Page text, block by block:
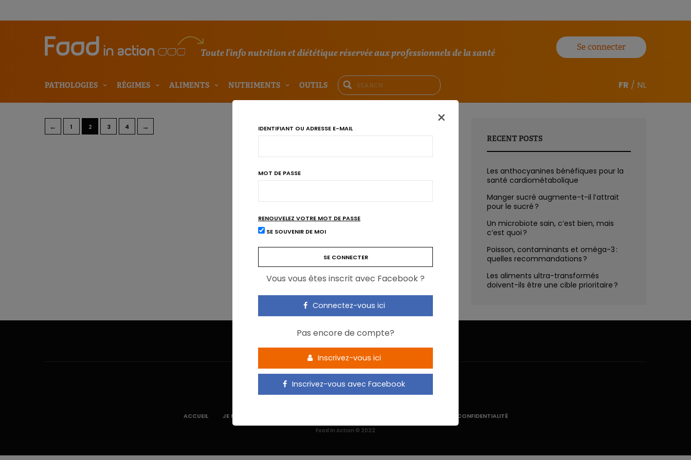
Toute l'info nutrition et diététique réservée aux professionnels de la santé
Se connecter
PATHOLOGIES RÉGIMES ALIMENTS NUTRIMENTS OUTILS FR / NL
← 1 2 3 4 →
RECENT POSTS
Les anthocyanines bénéfiques pour la
santé cardiométabolique
Manger sucré augmente-t-il l’attrait
pour le sucré ?
Un microbiote sain, c’est bien, mais
c’est quoi ?
Poisson, contaminants et oméga-3 :
quelles recommandations ?
Les aliments ultra-transformés
doivent-ils être une cible prioritaire ?
×
IDENTIFIANT OU ADRESSE E-MAIL
MOT DE PASSE
RENOUVELEZ VOTRE MOT DE PASSE
SE SOUVENIR DE MOI
Vous vous êtes inscrit avec Facebook ?
Connectez-vous ici
Pas encore de compte?
Inscrivez-vous ici
Inscrivez-vous avec Facebook
ACCUEIL JE M’INSCRIS POLITIQUE DE CONFIDENTIALITÉ
Food In Action © 2022